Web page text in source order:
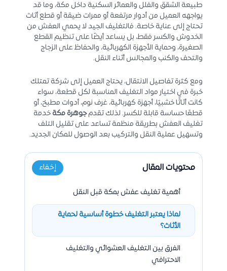
طبيعة الشقق والفلل والعمائر السكنية داخل مكة، وما قد
يواجهه العميل من أدوار مرتفعة أو ممرات ضيقة أو قطع أثاث
تحتاج إلى عناية خاصة. فالتغليف الجيد لا يحمي العفش من
الخدوش والكسر فقط، بل يساعد أيضًا على تنظيم القطع
الصغيرة، وحماية الأجهزة الكهربائية، والحفاظ على الزجاج
والتحف والكنب والمجالس أثناء النقل.
ومع كثرة تفاصيل الانتقال، يحتاج العميل إلى شركة تمتلك
خبرة في اختيار مواد التغليف المناسبة لكل قطعة، سواء
كانت أثاثًا خشبيًا، أجهزة كهربائية، غرف نوم، أدوات مطبخ، أو
قطعًا حساسة قابلة للكسر. لذلك تقدمجوهرة مكة خدمة
تغليف العفش بطريقة منظمة تساعد على تقليل التلف
وتسهيل عملية النقل والتركيب بعد الوصول للمكان الجديد.
محتويات المقال إخفاء
أهمية تغليف عفش بمكة قبل النقل
لماذا يعتبر التغليف خطوة أساسية لحماية
الأثاث؟
الفرق بين التغليف العشوائي والتغليف
الاحترافي